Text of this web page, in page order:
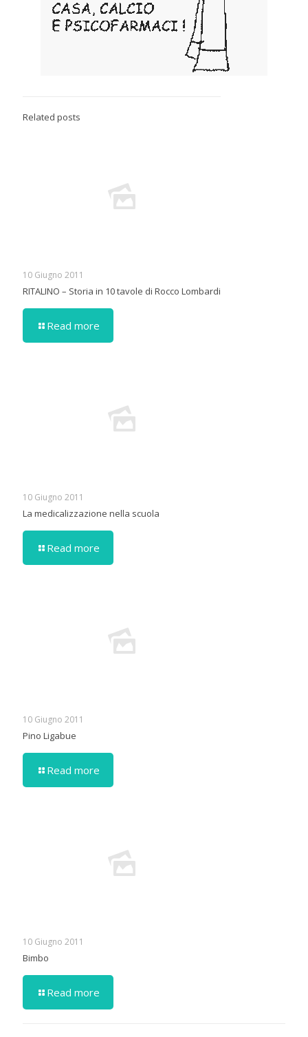
Related posts
10 Giugno 2011
RITALINO – Storia in 10 tavole di Rocco Lombardi
Read more
10 Giugno 2011
La medicalizzazione nella scuola
Read more
10 Giugno 2011
Pino Ligabue
Read more
10 Giugno 2011
Bimbo
Read more